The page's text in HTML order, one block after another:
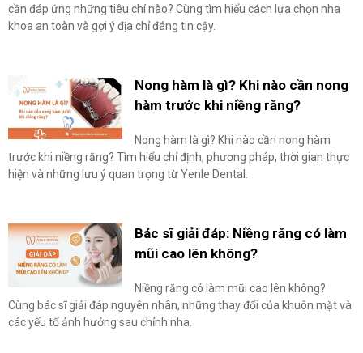
cần đáp ứng những tiêu chí nào? Cùng tìm hiểu cách lựa chọn nha
khoa an toàn và gợi ý địa chỉ đáng tin cậy.
Nong hàm là gì? Khi nào cần nong
hàm trước khi niềng răng?
Nong hàm là gì? Khi nào cần nong hàm
trước khi niềng răng? Tìm hiểu chỉ định, phương pháp, thời gian thực
hiện và những lưu ý quan trọng từ Yenle Dental.
Bác sĩ giải đáp: Niềng răng có làm
mũi cao lên không?
Niềng răng có làm mũi cao lên không?
Cùng bác sĩ giải đáp nguyên nhân, những thay đổi của khuôn mặt và
các yếu tố ảnh hưởng sau chỉnh nha.